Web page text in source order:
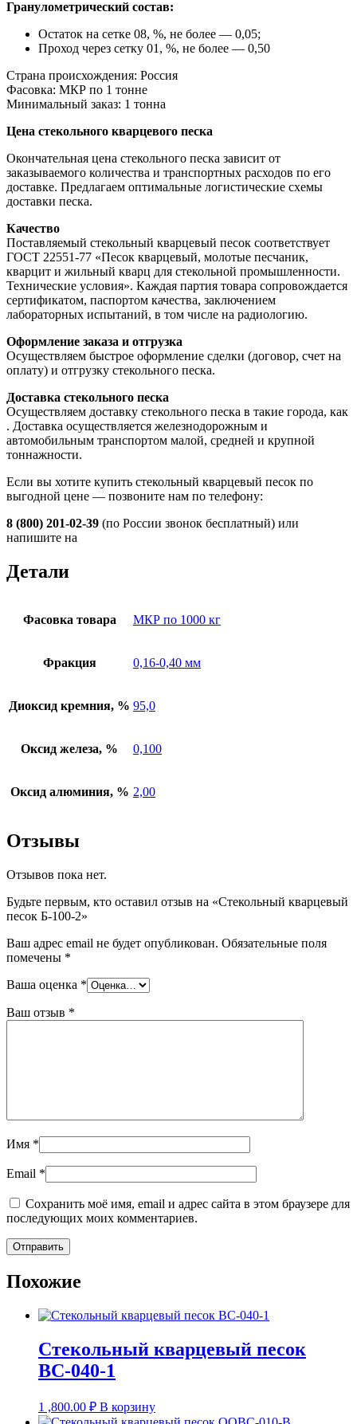
Гранулометрический состав:
Остаток на сетке 08, %, не более — 0,05;
Проход через сетку 01, %, не более — 0,50
Страна происхождения: Россия
Фасовка: МКР по 1 тонне
Минимальный заказ: 1 тонна
Цена стекольного кварцевого песка
Окончательная цена стекольного песка зависит от
заказываемого количества и транспортных расходов по его
доставке. Предлагаем оптимальные логистические схемы
доставки песка.
Качество
Поставляемый стекольный кварцевый песок соответствует
ГОСТ 22551-77 «Песок кварцевый, молотые песчаник,
кварцит и жильный кварц для стекольной промышленности.
Технические условия». Каждая партия товара сопровождается
сертификатом, паспортом качества, заключением
лабораторных испытаний, в том числе на радиологию.
Оформление заказа и отгрузка
Осуществляем быстрое оформление сделки (договор, счет на
оплату) и отгрузку стекольного песка.
Доставка стекольного песка
Осуществляем доставку стекольного песка в такие города, как
. Доставка осуществляется железнодорожным и
автомобильным транспортом малой, средней и крупной
тоннажности.
Если вы хотите купить стекольный кварцевый песок по
выгодной цене — позвоните нам по телефону:
8 (800) 201-02-39 (по России звонок бесплатный) или
напишите на
Детали
Фасовка товара МКР по 1000 кг
Фракция 0,16-0,40 мм
Диоксид кремния, % 95,0
Оксид железа, % 0,100
Оксид алюминия, % 2,00
Отзывы
Отзывов пока нет.
Будьте первым, кто оставил отзыв на «Стекольный кварцевый
песок Б-100-2»
Ваш адрес email не будет опубликован. Обязательные поля
помечены *
Ваша оценка *
Ваш отзыв *
Имя *
Email *
Сохранить моё имя, email и адрес сайта в этом браузере для
последующих моих комментариев.
Похожие
Стекольный кварцевый песок
ВС-040-1
1 ,800.00 ₽ В корзину